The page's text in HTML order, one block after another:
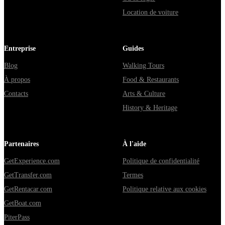
Location de voiture
Entreprise
Blog
À propos
Contacts
Guides
Walking Tours
Food & Restaurants
Arts & Culture
History & Heritage
Partenaires
GetExperience.com
GetTransfer.com
GetRentacar.com
GetBoat.com
PiterPass
À l'aide
Politique de confidentialité
Termes
Politique relative aux cookies